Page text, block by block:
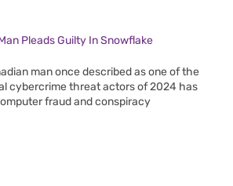
Pleads Guilty In Snowflake
man once described as one of the
cybercrime threat actors of 2024 has
fraud and conspiracy